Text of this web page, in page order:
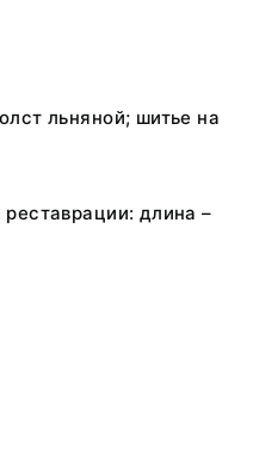
льняной; шитье на
длина –